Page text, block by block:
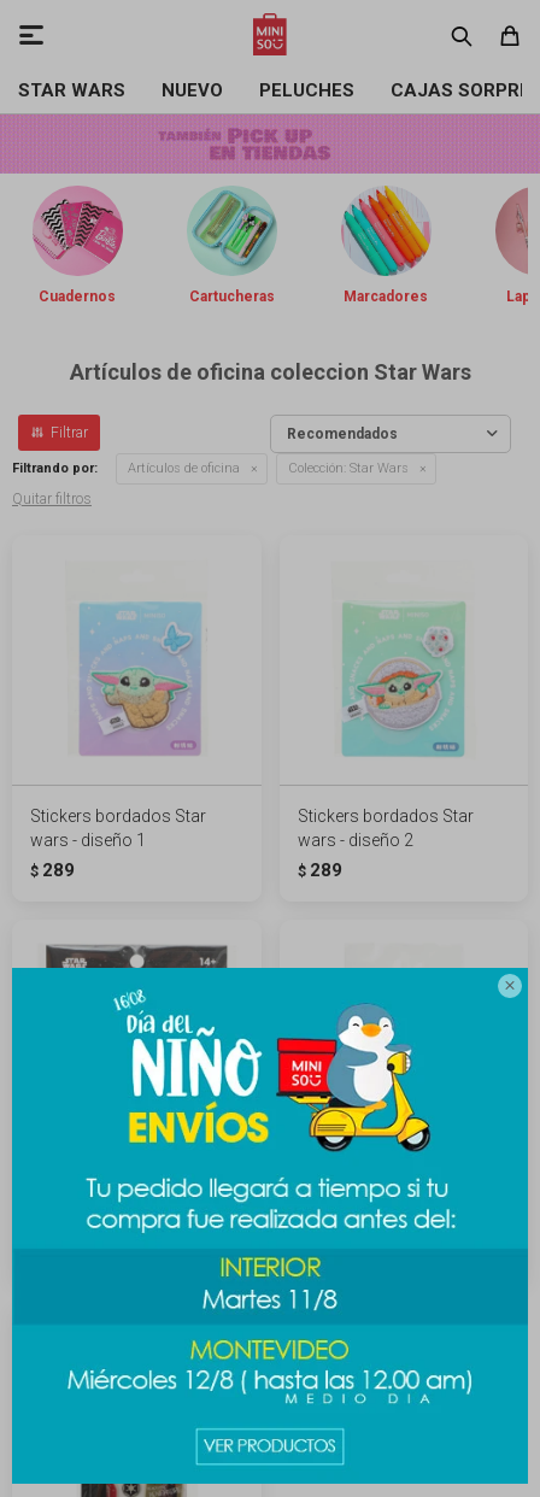

STAR WARS NUEVO PELUCHES CAJAS

Cuadernos Cartucheras Marcadores
Artículos de oficina coleccion Star Wars
Recomendados
Filtrando por: Artículos de oficina Colección: Star Wars
Quitar filtros
Stickers bordados Star
wars - diseño 1
$ 289
Stickers bordados Star
wars - diseño 2
$ 289
Stickers lenticulares Star
249
Stickers epoxy + colgante
Star Wars - diseño 1
$ 219